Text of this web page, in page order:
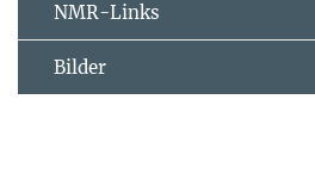
NMR-Links
Bilder